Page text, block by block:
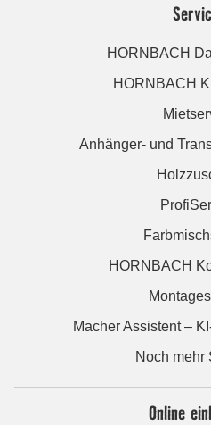
HORNBACH
HORNBACH
Anhänger- und
HORNBACH
Macher Assistent –
Noch mehr
Online